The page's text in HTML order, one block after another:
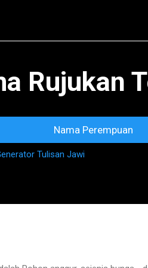
Rujukan
Nama Perempuan
Tulisan Jawi